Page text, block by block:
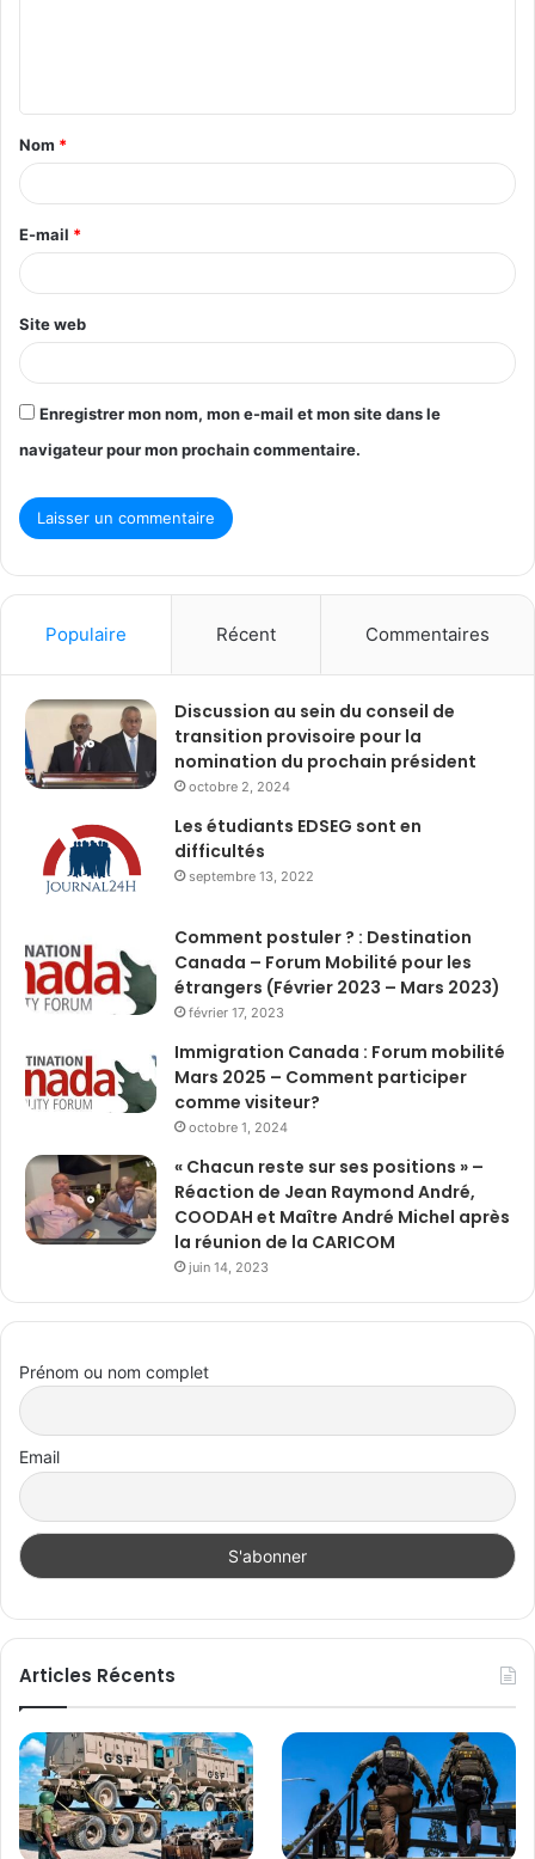
t
a
e
*
Nom *
E-mail *
Site web
Enregistrer mon nom, mon e-mail et mon site dans le
navigateur pour mon prochain commentaire.
Populaire Récent Commentaires
Discussion au sein du conseil de
transition provisoire pour la
nomination du prochain président
octobre 2, 2024
Les étudiants EDSEG sont en
difficultés
septembre 13, 2022
Comment postuler ? : Destination
Canada – Forum Mobilité pour les
étrangers (Février 2023 – Mars 2023)
février 17, 2023
Immigration Canada : Forum mobilité
Mars 2025 – Comment participer
comme visiteur?
octobre 1, 2024
« Chacun reste sur ses positions » –
Réaction de Jean Raymond André,
COODAH et Maître André Michel après
la réunion de la CARICOM
juin 14, 2023
Prénom ou nom complet
Email
Articles Récents